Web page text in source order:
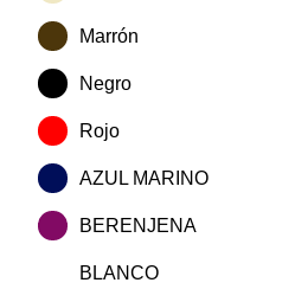
Marrón
Negro
Rojo
AZUL MARINO
BERENJENA
BLANCO